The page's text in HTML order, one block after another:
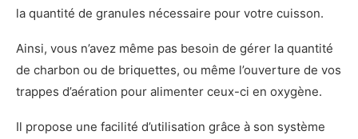
la quantité de granules nécessaire pour votre cuisson.
Ainsi, vous n’avez même pas besoin de gérer la quantité
de charbon ou de briquettes, ou même l’ouverture de vos
trappes d’aération pour alimenter ceux-ci en oxygène.
Il propose une facilité d’utilisation grâce à son système